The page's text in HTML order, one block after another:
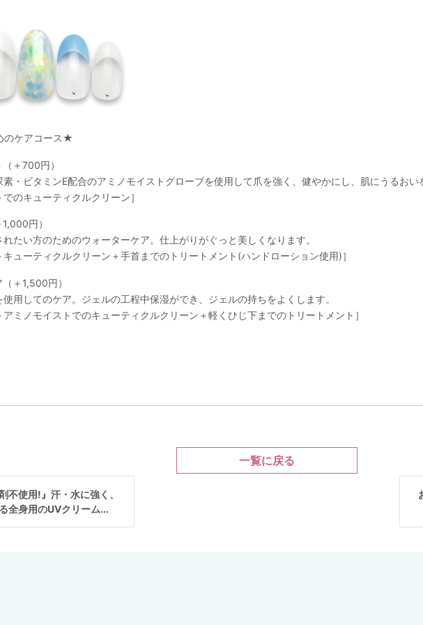
のケアコース★
＋700円）
・ビタミンE配合のアミノモイストグローブを使用して爪を強く、健やかにし、肌にうるおい
でのキューティクルクリーン］
円）
れたい方のためのウォーターケア。仕上がりがぐっと美しくなります。
キューティクルクリーン＋手首までのトリートメント(ハンドローション使用)］
＋1,500円）
用してのケア。ジェルの工程中保湿ができ、ジェルの持ちをよくします。
アミノモイストでのキューティクルクリーン＋軽くひじ下までのトリートメント］
不使用!』汗・水に強く、
全身用のUVクリーム...
一覧に戻る